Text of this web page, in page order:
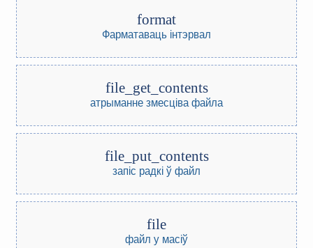
format
Фарматаваць інтэрвал
file_get_contents
атрыманне змесціва файла
file_put_contents
запіс радкі ў файл
file
файл у масіў